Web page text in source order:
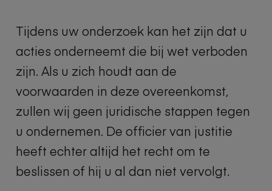
Tijdens uw onderzoek kan het zijn dat u
acties onderneemt die bij wet verboden
zijn. Als u zich houdt aan de
voorwaarden in deze overeenkomst,
zullen wij geen juridische stappen tegen
u ondernemen. De officier van justitie
heeft echter altijd het recht om te
beslissen of hij u al dan niet vervolgt.